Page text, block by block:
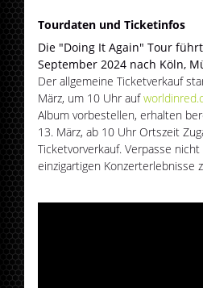
Tourdaten und Ticketinfos
Die "Doing It Again" Tour
September 2024 nach Köln,
Der allgemeine Ticketverkauf
März, um 10 Uhr auf
Album vorbestellen, erhalten
13. März, ab 10 Uhr Ortszeit
Ticketvorverkauf. Verpasse
einzigartigen Konzerterlebnisse